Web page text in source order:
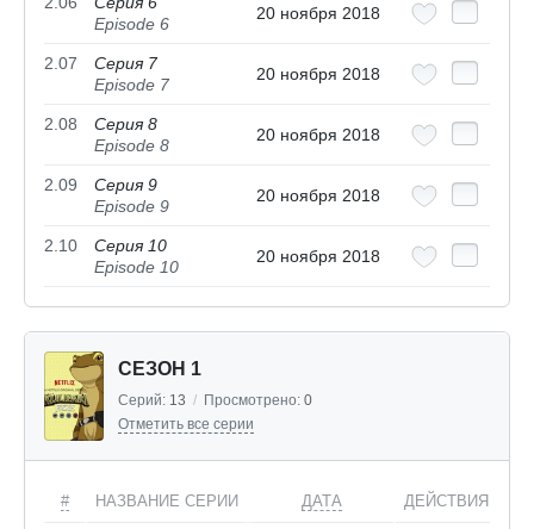
Episode 6
20 ноября 2018
2.07
Серия 7
Episode 7
20 ноября 2018
2.08
Серия 8
Episode 8
20 ноября 2018
2.09
Серия 9
Episode 9
20 ноября 2018
2.10
Серия 10
Episode 10
20 ноября 2018
СЕЗОН 1
Серий: 13 / Просмотрено: 0
Отметить все серии
# НАЗВАНИЕ СЕРИИ ДАТА ДЕЙСТВИЯ